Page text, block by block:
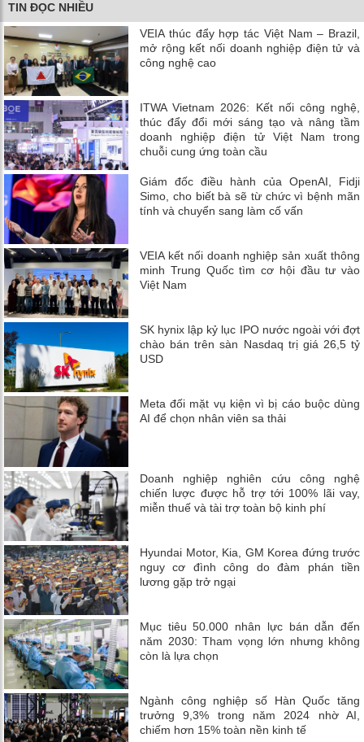
TIN ĐỌC NHIỀU
VEIA thúc đẩy hợp tác Việt Nam – Brazil,
mở rộng kết nối doanh nghiệp điện tử và
công nghệ cao
ITWA Vietnam 2026: Kết nối công nghệ,
thúc đẩy đổi mới sáng tạo và nâng tầm
doanh nghiệp điện tử Việt Nam trong
chuỗi cung ứng toàn cầu
Giám đốc điều hành của OpenAI, Fidji
Simo, cho biết bà sẽ từ chức vì bệnh mãn
tính và chuyển sang làm cố vấn
VEIA kết nối doanh nghiệp sản xuất thông
minh Trung Quốc tìm cơ hội đầu tư vào
Việt Nam
SK hynix lập kỷ lục IPO nước ngoài với đợt
chào bán trên sàn Nasdaq trị giá 26,5 tỷ
USD
Meta đối mặt vụ kiện vì bị cáo buộc dùng
AI để chọn nhân viên sa thải
Doanh nghiệp nghiên cứu công nghệ
chiến lược được hỗ trợ tới 100% lãi vay,
miễn thuế và tài trợ toàn bộ kinh phí
Hyundai Motor, Kia, GM Korea đứng trước
nguy cơ đình công do đàm phán tiền
lương gặp trở ngại
Mục tiêu 50.000 nhân lực bán dẫn đến
năm 2030: Tham vọng lớn nhưng không
còn là lựa chọn
Ngành công nghiệp số Hàn Quốc tăng
trưởng 9,3% trong năm 2024 nhờ AI,
chiếm hơn 15% toàn nền kinh tế